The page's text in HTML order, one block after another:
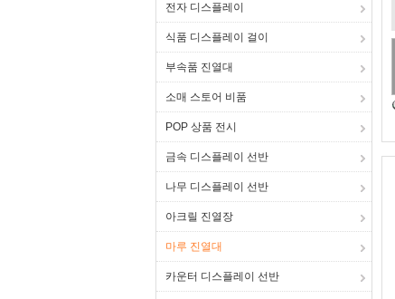
전자 디스플레이
식품 디스플레이 걸이
부속품 진열대
소매 스토어 비품
POP 상품 전시
금속 디스플레이 선반
나무 디스플레이 선반
아크릴 진열장
마루 진열대
카운터 디스플레이 선반